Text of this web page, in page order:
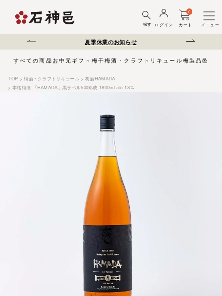
探す ログイン カート
0
メニュー
延について 夏季休業のお知らせ 弊社を装った偽
すべての商品 お中元 ギフト 梅干梅酒・クラフトリキュール梅製品邑じ
TOP 梅酒・クラフトリキュール
梅酒HAMADA
本格梅酒 「HAMADA」黒ラベル5年熟成 1800ml alc.18%